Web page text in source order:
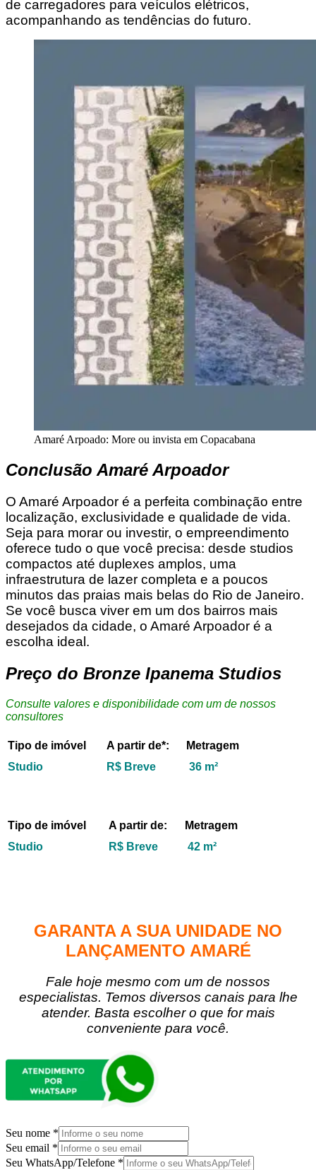
de carregadores para veículos elétricos,
acompanhando as tendências do futuro.
Amaré Arpoado: More ou invista em Copacabana
Conclusão Amaré Arpoador
O Amaré Arpoador é a perfeita combinação entre
localização, exclusividade e qualidade de vida.
Seja para morar ou investir, o empreendimento
oferece tudo o que você precisa: desde studios
compactos até duplexes amplos, uma
infraestrutura de lazer completa e a poucos
minutos das praias mais belas do Rio de Janeiro.
Se você busca viver em um dos bairros mais
desejados da cidade, o Amaré Arpoador é a
escolha ideal.
Preço do Bronze Ipanema Studios
Consulte valores e disponibilidade com um de nossos
consultores
Tipo de imóvel A partir de*:
Metragem
Studio
R$ Breve 36 m²
Tipo de imóvel A partir de:
Metragem
Studio
R$ Breve 42 m²
GARANTA A SUA UNIDADE NO
LANÇAMENTO AMARÉ
Fale hoje mesmo com um de nossos
especialistas. Temos diversos canais para lhe
atender. Basta escolher o que for mais
conveniente para você.
Seu nome *
Seu email *
Seu WhatsApp/Telefone *